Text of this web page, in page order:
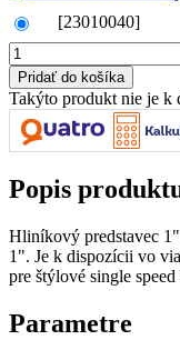
[23010040]
Takýto produkt nie je k
Popis
Hliníkový predstavec
1". Je k dispozícii vo
pre štýlové single
Parametre